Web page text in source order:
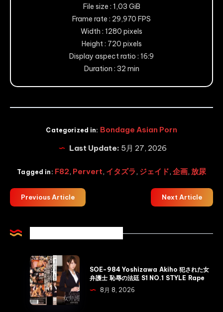
File size : 1,03 GiB
Frame rate : 29,970 FPS
Width : 1280 pixels
Height : 720 pixels
Display aspect ratio : 16:9
Duration : 32 min
Categorized in: Bondage Asian Porn
Last Update: 5月 27, 2026
Tagged in: F82, Pervert, イタズラ, ジェイド, 企画, 放尿
Previous Article Next Article
SOE-
984
Yoshizawa
Akiho
SOE-984 Yoshizawa Akiho 犯された女
弁護士 恥辱の法廷 S1 NO.1 STYLE Rape
8月 8, 2026